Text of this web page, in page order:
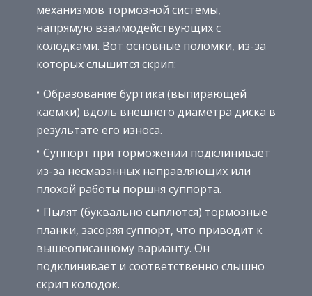
механизмов тормозной системы,
напрямую взаимодействующих с
колодками. Вот основные поломки, из-за
которых слышится скрип:
Образование буртика (выпирающей
каемки) вдоль внешнего диаметра диска в
результате его износа.
Суппорт при торможении подклинивает
из-за несмазанных направляющих или
плохой работы поршня суппорта.
Пылят (буквально сыплются) тормозные
планки, засоряя суппорт, что приводит к
вышеописанному варианту. Он
подклинивает и соответственно слышно
скрип колодок.